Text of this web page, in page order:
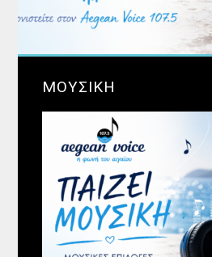
ΜΟΥΣΙΚΗ